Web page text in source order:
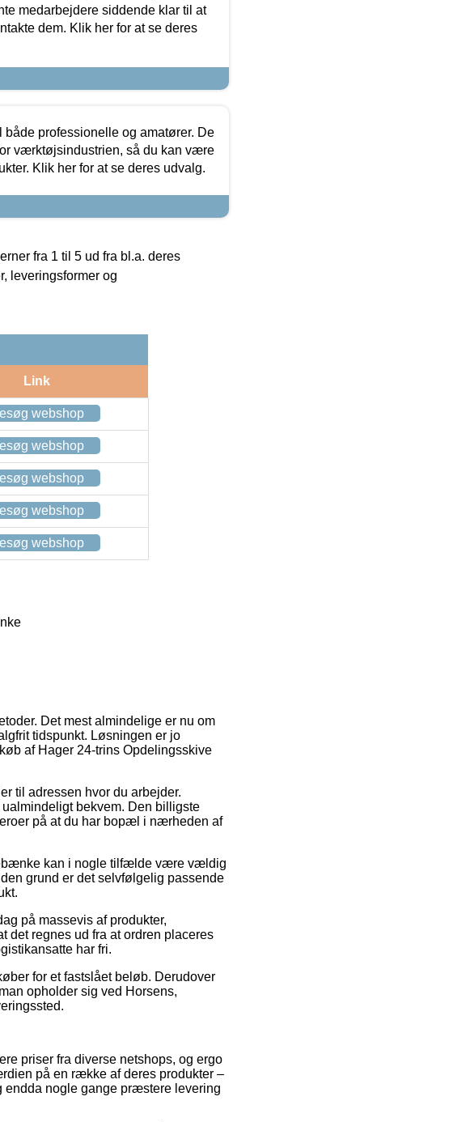
medarbejdere siddende klar til at
dem. Klik her for at se deres
professionelle og amatører. De
værktøjsindustrien, så du kan være
Klik her for at se deres udvalg.
fra 1 til 5 ud fra bl.a. deres
leveringsformer og
Link
webshop
webshop
webshop
webshop
webshop
Det mest almindelige er nu om
tidspunkt. Løsningen er jo
af Hager 24-trins Opdelingsskive
til adressen hvor du arbejder.
bekvem. Den billigste
på at du har bopæl i nærheden af
kan i nogle tilfælde være vældig
grund er det selvfølgelig passende
på massevis af produkter,
det regnes ud fra at ordren placeres
har fri.
for et fastslået beløb. Derudover
opholder sig ved Horsens,
priser fra diverse netshops, og ergo
på en række af deres produkter –
endda nogle gange præstere levering